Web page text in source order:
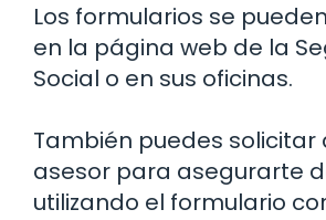
Los formularios se
en la página web de la
Social o en sus oficinas.
También puedes solicitar
asesor para asegurarte
utilizando el formulario